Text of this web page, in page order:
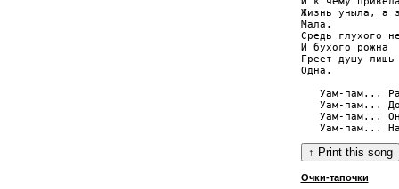
Жизнь уныла, а
Мала.
Средь глухого
И бухого рожна
Греет душу лишь
Одна.
Уам-пам...
Уам-пам...
Уам-пам...
Очки-тапочки